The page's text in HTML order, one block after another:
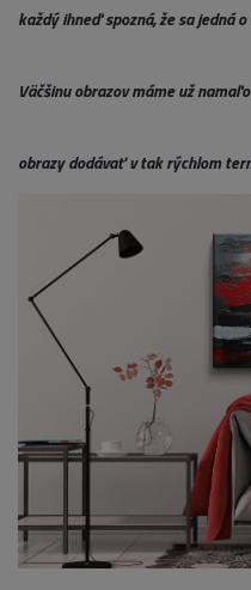
každý ihneď spozná, že sa jedná
Väčšinu obrazov máme už
obrazy dodávať v tak rýchlom